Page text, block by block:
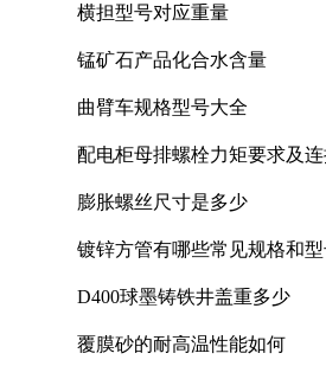
横担型号对应重量
锰矿石产品化合水含量
曲臂车规格型号大全
配电柜母排螺栓力矩要求及
膨胀螺丝尺寸是多少
镀锌方管有哪些常见规格和
D400球墨铸铁井盖重多少
覆膜砂的耐高温性能如何